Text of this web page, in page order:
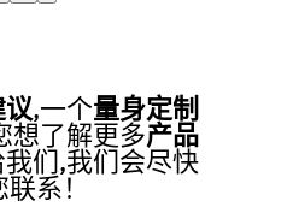
,一个量身定制
想了解更多产品
们,我们会尽快
系！